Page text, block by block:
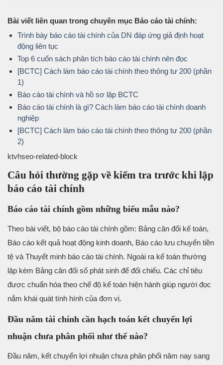
Bài viết liên quan trong chuyên mục Báo cáo tài chính:
Trình bày báo cáo tài chính của DN đáp ứng giả định hoạt
động liên tục
Top 6 cuốn sách phân tích báo cáo tài chính nên đọc
[BCTC] Cách làm báo cáo tài chính theo thông tư 200 (phần
1)
Báo cáo tài chính và hồ sơ lập BCTC
Báo cáo tài chính là gì? Cách làm báo cáo tài chính doanh
nghiệp
[BCTC] Cách làm báo cáo tài chính theo thông tư 200 (phần
2)
ktvhseo-related-block
Câu hỏi thường gặp về kiểm tra trước khi lập
báo cáo tài chính
Báo cáo tài chính gồm những biểu mẫu nào?
Theo bài viết, bộ báo cáo tài chính gồm: Bảng cân đối kế toán,
Báo cáo kết quả hoạt động kinh doanh, Báo cáo lưu chuyển tiền
tệ và Thuyết minh báo cáo tài chính. Ngoài ra kế toán thường
lập kèm Bảng cân đối số phát sinh để đối chiếu. Các chỉ tiêu
được chuẩn hóa theo chế độ kế toán hiện hành giúp người đọc
nắm khái quát tình hình của đơn vị.
Đầu năm tài chính cần hạch toán kết chuyển lợi
nhuận chưa phân phối như thế nào?
Đầu năm, kết chuyển lợi nhuận chưa phân phối năm nay sang